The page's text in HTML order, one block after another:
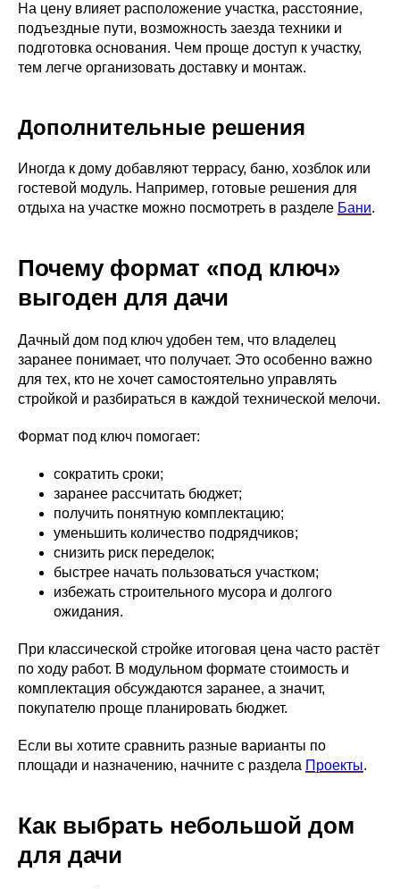
На цену влияет расположение участка, расстояние,
подъездные пути, возможность заезда техники и
подготовка основания. Чем проще доступ к участку,
тем легче организовать доставку и монтаж.
Дополнительные решения
Иногда к дому добавляют террасу, баню, хозблок или
гостевой модуль. Например, готовые решения для
отдыха на участке можно посмотреть в разделе Бани.
Почему формат «под ключ»
выгоден для дачи
Дачный дом под ключ удобен тем, что владелец
заранее понимает, что получает. Это особенно важно
для тех, кто не хочет самостоятельно управлять
стройкой и разбираться в каждой технической мелочи.
Формат под ключ помогает:
сократить сроки;
заранее рассчитать бюджет;
получить понятную комплектацию;
уменьшить количество подрядчиков;
снизить риск переделок;
быстрее начать пользоваться участком;
избежать строительного мусора и долгого
ожидания.
При классической стройке итоговая цена часто растёт
по ходу работ. В модульном формате стоимость и
комплектация обсуждаются заранее, а значит,
покупателю проще планировать бюджет.
Если вы хотите сравнить разные варианты по
площади и назначению, начните с раздела Проекты.
Как выбрать небольшой дом
для дачи